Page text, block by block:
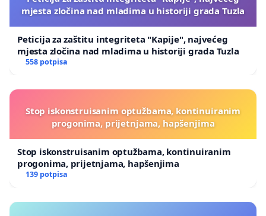
mjesta zločina nad mladima u historiji grada Tuzla
Peticija za zaštitu integriteta "Kapije", najvećeg
mjesta zločina nad mladima u historiji grada Tuzla
558 potpisa
Stop iskonstruisanim optužbama, kontinuiranim
progonima, prijetnjama, hapšenjima
Stop iskonstruisanim optužbama, kontinuiranim
progonima, prijetnjama, hapšenjima
139 potpisa